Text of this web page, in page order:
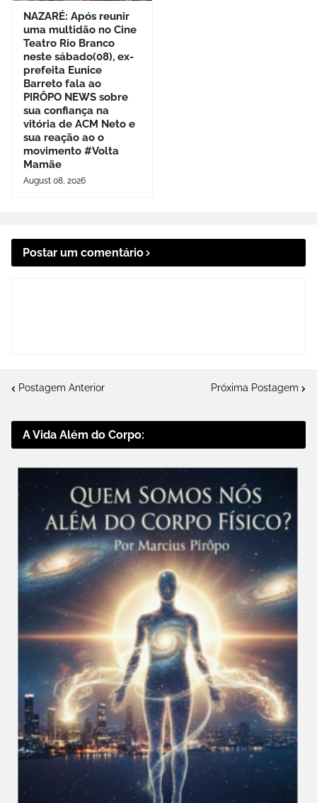
NAZARÉ: Após reunir
uma multidão no Cine
Teatro Rio Branco
neste sábado(08), ex-
prefeita Eunice
Barreto fala ao
PIRÔPO NEWS sobre
sua confiança na
vitória de ACM Neto e
sua reação ao o
movimento #Volta
Mamãe
August 08, 2026
Postar um comentário
Postagem Anterior Próxima Postagem
A Vida Além do Corpo: